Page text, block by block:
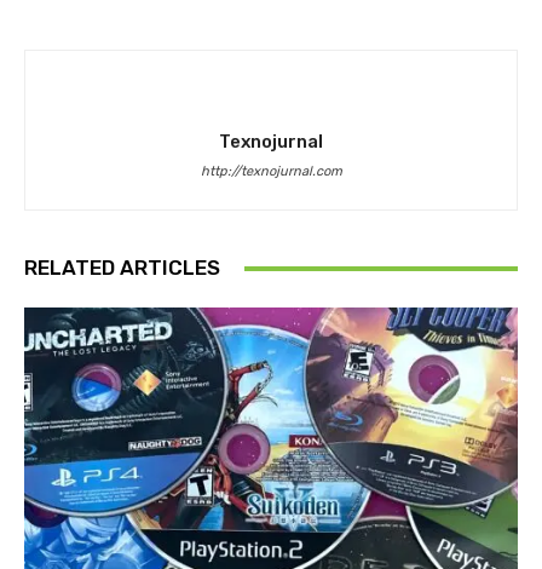
Texnojurnal
http://texnojurnal.com
RELATED ARTICLES